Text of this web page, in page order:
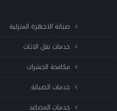
صيانة الاجهزة المنزلية
خدمات نقل الاثاث
مكافحة الحشرات
خدمات الصيانة
خدمات المصاعد